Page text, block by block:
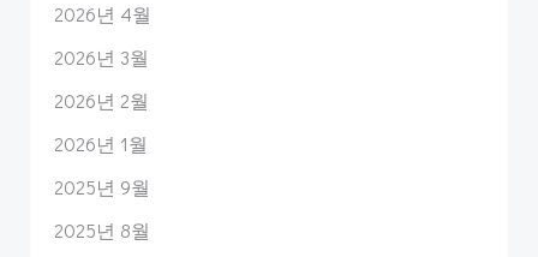
2026년 4월
2026년 3월
2026년 2월
2026년 1월
2025년 9월
2025년 8월